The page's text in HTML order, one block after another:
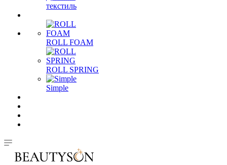
текстиль
ROLL FOAM
ROLL SPRING
Simple